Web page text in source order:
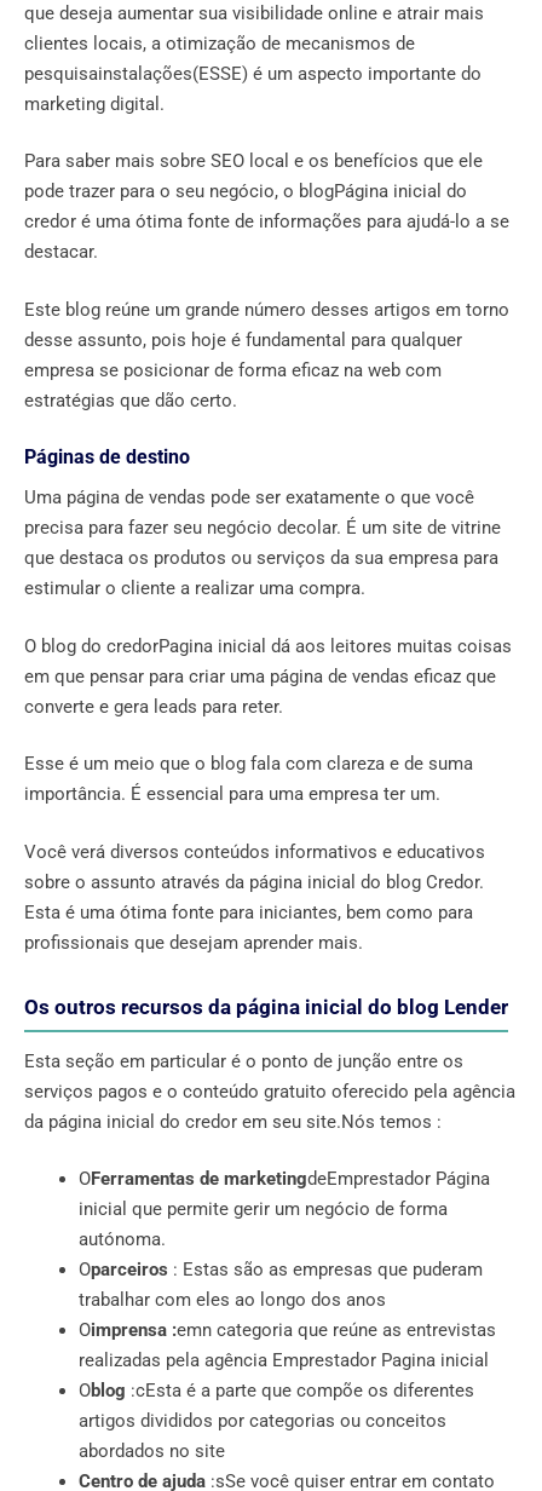
que deseja aumentar sua visibilidade online e atrair mais
clientes locais, a otimização de mecanismos de
pesquisainstalações(ESSE) é um aspecto importante do
marketing digital.
Para saber mais sobre SEO local e os benefícios que ele
pode trazer para o seu negócio, o blogPágina inicial do
credor é uma ótima fonte de informações para ajudá-lo a se
destacar.
Este blog reúne um grande número desses artigos em torno
desse assunto, pois hoje é fundamental para qualquer
empresa se posicionar de forma eficaz na web com
estratégias que dão certo.
Páginas de destino
Uma página de vendas pode ser exatamente o que você
precisa para fazer seu negócio decolar. É um site de vitrine
que destaca os produtos ou serviços da sua empresa para
estimular o cliente a realizar uma compra.
O blog do credorPagina inicial dá aos leitores muitas coisas
em que pensar para criar uma página de vendas eficaz que
converte e gera leads para reter.
Esse é um meio que o blog fala com clareza e de suma
importância. É essencial para uma empresa ter um.
Você verá diversos conteúdos informativos e educativos
sobre o assunto através da página inicial do blog Credor.
Esta é uma ótima fonte para iniciantes, bem como para
profissionais que desejam aprender mais.
Os outros recursos da página inicial do blog Lender
Esta seção em particular é o ponto de junção entre os
serviços pagos e o conteúdo gratuito oferecido pela agência
da página inicial do credor em seu site.Nós temos :
OFerramentas de marketingdeEmprestador Página
inicial que permite gerir um negócio de forma
autónoma.
Oparceiros : Estas são as empresas que puderam
trabalhar com eles ao longo dos anos
Oimprensa :emn categoria que reúne as entrevistas
realizadas pela agência Emprestador Pagina inicial
Oblog :cEsta é a parte que compõe os diferentes
artigos divididos por categorias ou conceitos
abordados no site
Centro de ajuda :sSe você quiser entrar em contato